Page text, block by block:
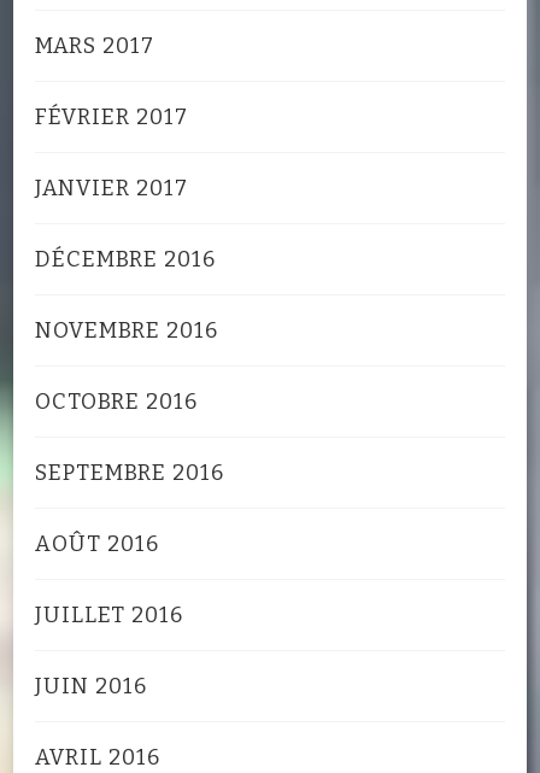
MARS 2017
FÉVRIER 2017
JANVIER 2017
DÉCEMBRE 2016
NOVEMBRE 2016
OCTOBRE 2016
SEPTEMBRE 2016
AOÛT 2016
JUILLET 2016
JUIN 2016
AVRIL 2016